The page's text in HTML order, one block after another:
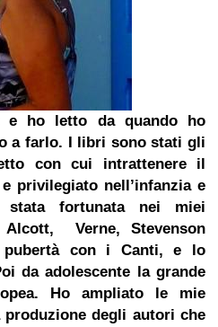
e ho letto da quando ho
a farlo. I libri sono stati gli
con cui intrattenere il
privilegiato nell’infanzia e
stata fortunata nei miei
Alcott, Verne, Stevenson
con i Canti, e lo
da adolescente la grande
Ho ampliato le mie
degli autori che